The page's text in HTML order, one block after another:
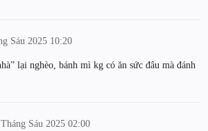
Sáu 2025 10:20
lại nghèo, bánh mì kg có ăn sức đâu mà đánh
Sáu 2025 02:00